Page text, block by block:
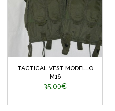
TACTICAL VEST MODELLO
M16
35,00€